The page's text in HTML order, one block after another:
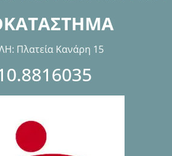
Πλατεία Κανάρη 15